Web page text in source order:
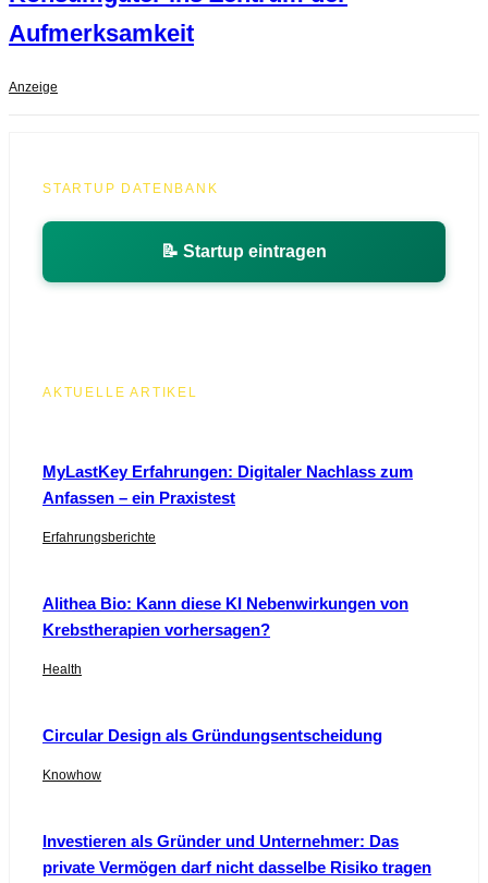
Aufmerksamkeit
Anzeige
STARTUP DATENBANK
📝 Startup eintragen
AKTUELLE ARTIKEL
MyLastKey Erfahrungen: Digitaler Nachlass zum
Anfassen – ein Praxistest
Erfahrungsberichte
Alithea Bio: Kann diese KI Nebenwirkungen von
Krebstherapien vorhersagen?
Health
Circular Design als Gründungsentscheidung
Knowhow
Investieren als Gründer und Unternehmer: Das
private Vermögen darf nicht dasselbe Risiko tragen